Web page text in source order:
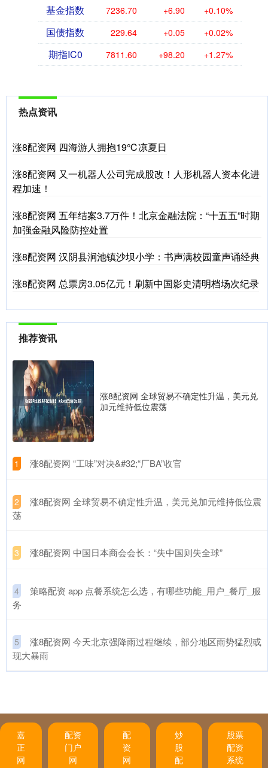
基金指数 7236.70 +6.90 +0.10%
国债指数 229.64 +0.05 +0.02%
期指IC0 7811.60 +98.20 +1.27%
热点资讯
涨8配资网 四海游人拥抱19℃凉夏日
涨8配资网 又一机器人公司完成股改！人形机器人资本化进
程加速！
涨8配资网 五年结案3.7万件！北京金融法院：“十五五”时期
加强金融风险防控处置
涨8配资网 汉阴县涧池镇沙坝小学：书声满校园童声诵经典
涨8配资网 总票房3.05亿元！刷新中国影史清明档场次纪录
推荐资讯
涨8配资网 全球贸易不确定性升温，美元兑
加元维持低位震荡
1 ​涨8配资网 “工味”对决&#32;“厂BA”收官
2
​涨8配资网 全球贸易不确定性升温，美元兑加元维持低位震
荡
3 ​涨8配资网 中国日本商会会长：“失中国则失全球”
4
​策略配资 app 点餐系统怎么选，有哪些功能_用户_餐厅_服
务
5
​涨8配资网 今天北京强降雨过程继续，部分地区雨势猛烈或
现大暴雨
嘉
正
网
配资
门户
网
配
资
网
炒
股
配
股票
配资
系统